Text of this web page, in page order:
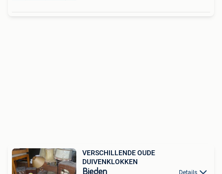
VERSCHILLENDE OUDE
DUIVENKLOKKEN
Bieden Details